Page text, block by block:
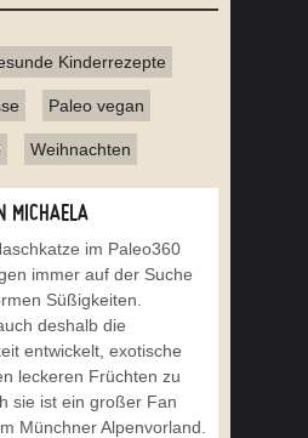
Kinderrezepte
Paleo vegan
Weihnachten
MICHAELA
im Paleo360
immer auf der Suche
Süßigkeiten.
deshalb die
entwickelt, exotische
leckeren Früchten zu
sie ist ein großer Fan
Münchner Alpenvorland.